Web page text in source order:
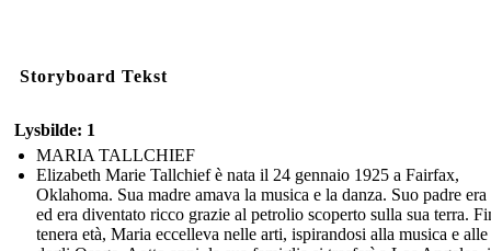
Storyboard Tekst
Lysbilde: 1
MARIA TALLCHIEF
Elizabeth Marie Tallchief è nata il 24 gennaio 1925 a Fairfax,
Oklahoma. Sua madre amava la musica e la danza. Suo padre era
ed era diventato ricco grazie al petrolio scoperto sulla sua terra.
tenera età, Maria eccelleva nelle arti, ispirandosi alla musica e alle